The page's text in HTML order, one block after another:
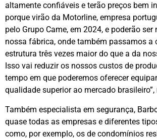
altamente confiáveis e terão preços bem
porque virão da Motorline, empresa
pelo Grupo Came, em 2024, e poderão
nossa fábrica, onde também passamos a
estrutura três vezes maior do que a da
Isso vai reduzir os nossos custos de
tempo em que poderemos oferecer
qualidade superior ao mercado brasileiro”,
Também especialista em segurança,
quase todas as empresas e diferentes
como, por exemplo, os de condomínios